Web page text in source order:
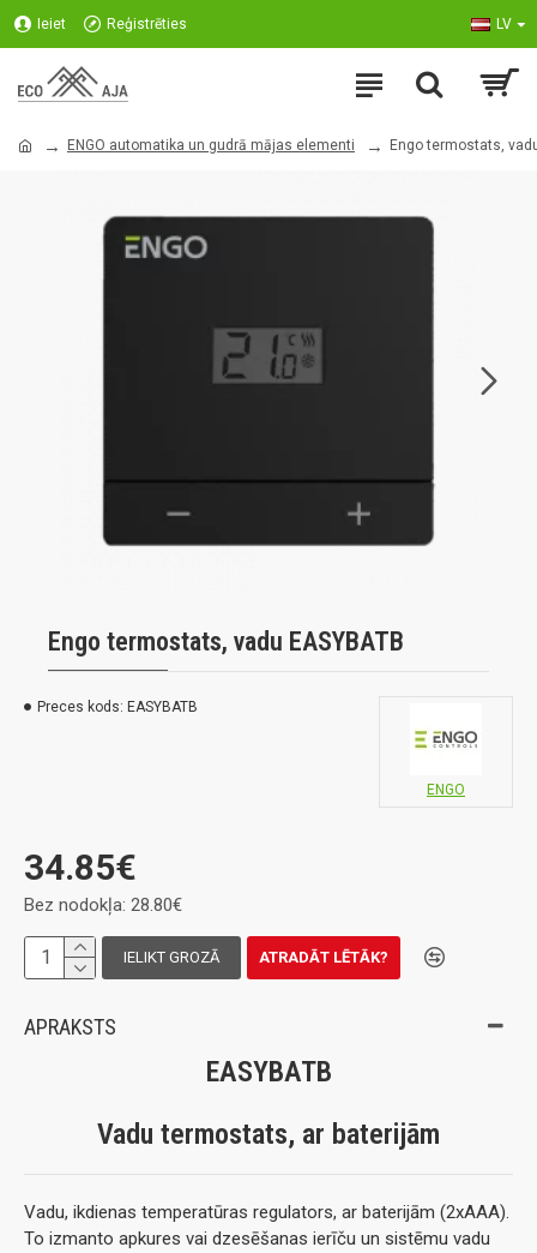
Ieiet Reģistrēties LV
ENGO automatika un gudrā mājas elementi Engo termostats,
Engo termostats, vadu EASYBATB
Preces kods: EASYBATB
ENGO
34.85€
Bez nodokļa: 28.80€
IELIKT GROZĀ ATRADĀT LĒTĀK?
APRAKSTS
EASYBATB
Vadu termostats, ar baterijām
Vadu, ikdienas temperatūras regulators, ar baterijām (2xAAA).
To izmanto apkures vai dzesēšanas ierīču un sistēmu vadu